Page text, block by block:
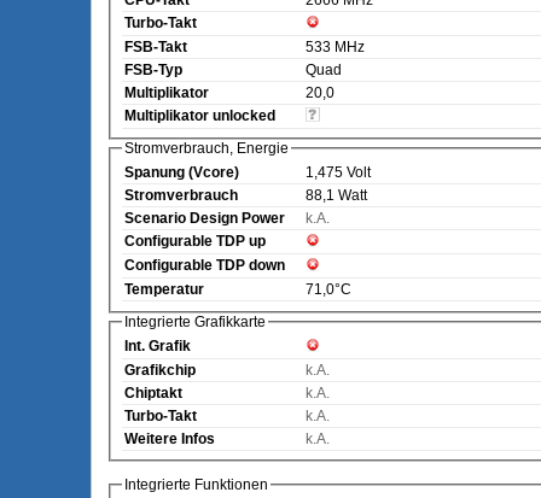
Turbo-Takt
FSB-Takt
533 MHz
FSB-Typ
Quad
Multiplikator
20,0
Multiplikator unlocked
Stromverbrauch, Energie
Spanung (Vcore)
1,475 Volt
Stromverbrauch
88,1 Watt
Scenario Design Power
k.A.
Configurable TDP up
Configurable TDP down
Temperatur
71,0°C
Integrierte Grafikkarte
Int. Grafik
Grafikchip
k.A.
Chiptakt
k.A.
Turbo-Takt
k.A.
Weitere Infos
k.A.
Integrierte Funktionen